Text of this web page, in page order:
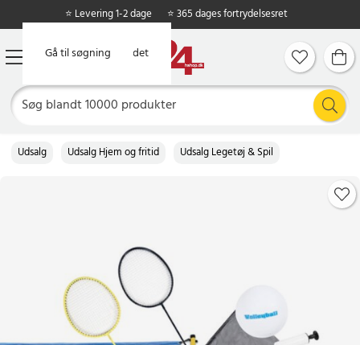
Gå til hovedindholdet
Gå til søgning
⭐ Levering 1-2 dage ⭐ 365 dages fortrydelsesret
Udsalg Udsalg Hjem og fritid Udsalg Legetøj & Spil